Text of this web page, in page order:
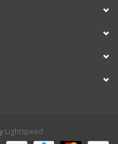
Lightspeed